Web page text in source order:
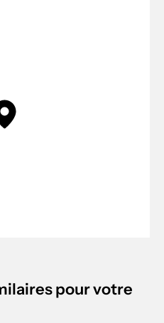
pour votre